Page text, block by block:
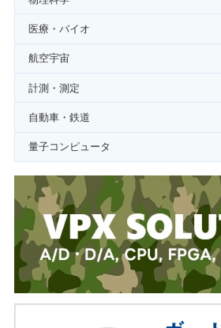
医療・バイオ
航空宇宙
計測・測定
自動車・鉄道
量子コンピュータ